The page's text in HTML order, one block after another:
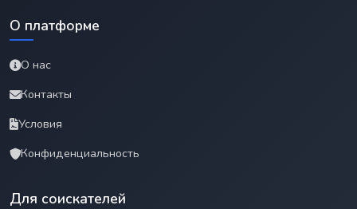
О платформе
О нас
Контакты
Условия
Конфиденциальность
Для соискателей